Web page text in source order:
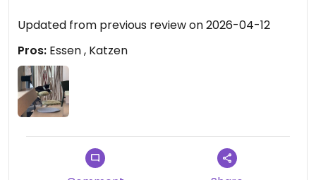
Updated from previous review on 2026-04-12
Pros: Essen , Katzen